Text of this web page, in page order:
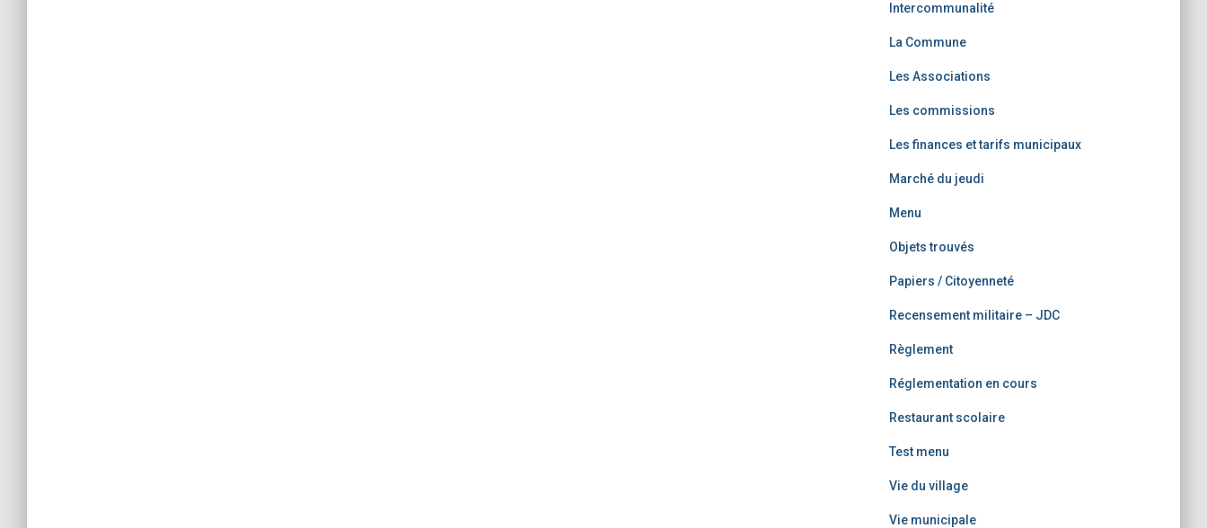
Intercommunalité
La Commune
Les Associations
Les commissions
Les finances et tarifs municipaux
Marché du jeudi
Menu
Objets trouvés
Papiers / Citoyenneté
Recensement militaire – JDC
Règlement
Réglementation en cours
Restaurant scolaire
Test menu
Vie du village
Vie municipale